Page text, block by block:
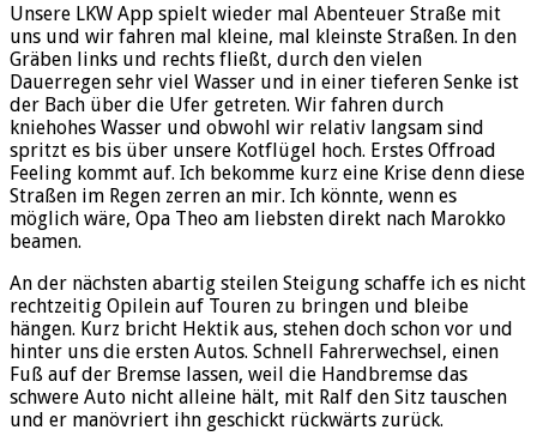
Unsere LKW App spielt wieder mal Abenteuer Straße mit
uns und wir fahren mal kleine, mal kleinste Straßen. In den
Gräben links und rechts fließt, durch den vielen
Dauerregen sehr viel Wasser und in einer tieferen Senke ist
der Bach über die Ufer getreten. Wir fahren durch
kniehohes Wasser und obwohl wir relativ langsam sind
spritzt es bis über unsere Kotflügel hoch. Erstes Offroad
Feeling kommt auf. Ich bekomme kurz eine Krise denn diese
Straßen im Regen zerren an mir. Ich könnte, wenn es
möglich wäre, Opa Theo am liebsten direkt nach Marokko
beamen.
An der nächsten abartig steilen Steigung schaffe ich es nicht
rechtzeitig Opilein auf Touren zu bringen und bleibe
hängen. Kurz bricht Hektik aus, stehen doch schon vor und
hinter uns die ersten Autos. Schnell Fahrerwechsel, einen
Fuß auf der Bremse lassen, weil die Handbremse das
schwere Auto nicht alleine hält, mit Ralf den Sitz tauschen
und er manövriert ihn geschickt rückwärts zurück.